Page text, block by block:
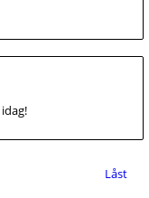
idag!
Låst